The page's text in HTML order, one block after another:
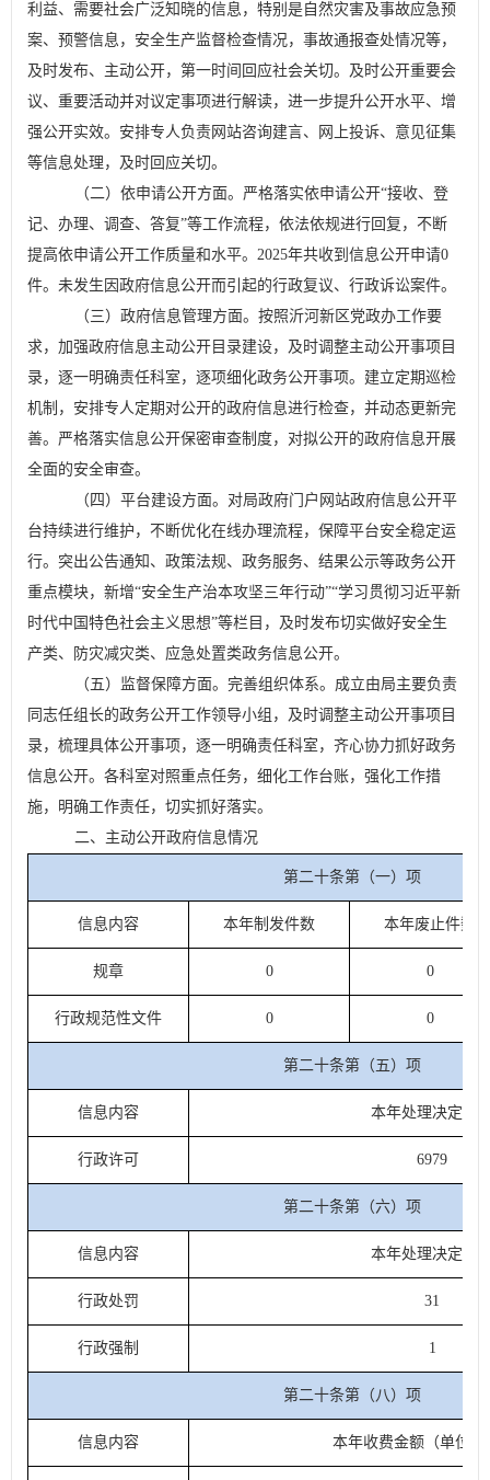
利益、需要社会广泛知晓的信息，特别是自然灾害及事故应急预
案、预警信息，安全生产监督检查情况，事故通报查处情况等，
及时发布、主动公开，第一时间回应社会关切。及时公开重要会
议、重要活动并对议定事项进行解读，进一步提升公开水平、增
强公开实效。安排专人负责网站咨询建言、网上投诉、意见征集
等信息处理，及时回应关切。
（二）依申请公开方面。 严格落实依申请公开“接收、登
记、办理、调查、答复”等工作流程，依法依规进行回复 ，不断
提高依申请公开工作质量和水平。2025年共收到信息公开申请0
件。未发生因政府信息公开而引起的行政复议、行政诉讼案件。
（三）政府信息管理方面。按照沂河新区党政办工作要
求，加强政府信息主动公开目录建设，及时调整主动公开事项目
录，逐一明确责任科室，逐项细化政务公开事项。建立定期巡检
机制，安排专人定期 对公开的政府信息进行检查，并动态更新完
善。 严格落实信息公开保密审查制度， 对拟公开的政府信息开展
全面的安全审查。
（四）平台建设方面。 对局政府门户网站政府信息公开平
台持续进行维护 ，不断优化在线办理流程，保障平台安全稳定运
行。突出公告通知、政策法规、政务服务、结果公示等政务公开
重点模块，新增“安全生产治本攻坚三年行动”“学习贯彻习近平新
时代中国特色社会主义思想”等栏目，及时发布切实做好安全生
产类、防灾减灾类、应急处置类政务信息公开。
（五）监督保障方面。完善组织体系。成立由局主要负责
同志任组长的政务公开工作领导小组，及时调整主动公开事项目
录，梳理具体公开事项，逐一明确责任科室，齐心协力抓好政务
信息公开。各科室对照重点任务，细化工作台账，强化工作措
施，明确工作责任，切实抓好落实。
二、主动公开政府信息情况
第二十条第（一）项
信息内容 本年制发件数 本年废止件数
规章 0 0
行政规范性文件 0 0
第二十条第（五）项
信息内容 本年处理决定数
行政许可 6979
第二十条第（六）项
信息内容 本年处理决定数
行政处罚 31
行政强制 1
第二十条第（八）项
信息内容 本年收费金额（单位：